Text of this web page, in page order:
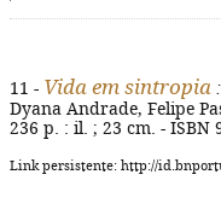
11 - Vida em sintropia
Dyana Andrade, Felipe
236 p. : il. ; 23 cm. - ISBN
Link persistente: http://